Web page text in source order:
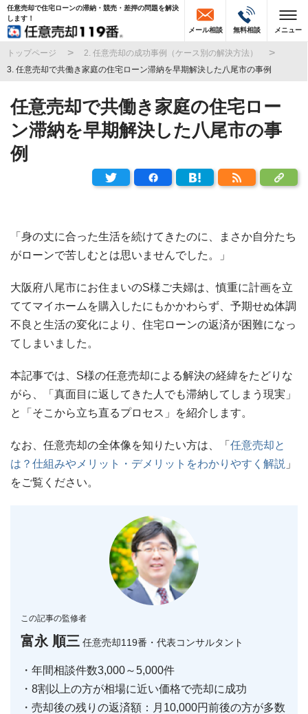
任意売却で住宅ローンの滞納・競売・差押の問題を解決
します！
メール相談
無料相談 メニュー
トップページ
2. 任意売却の成功事例（ケース別の解決方法）
3. 任意売却で共働き家庭の住宅ローン滞納を早期解決した八尾市の事例
任意売却で共働き家庭の住宅ロー
ン滞納を早期解決した八尾市の事
例
「身の丈に合った生活を続けてきたのに、まさか自分たち
がローンで苦しむとは思いませんでした。」
大阪府八尾市にお住まいのS様ご夫婦は、慎重に計画を立
ててマイホームを購入したにもかかわらず、予期せぬ体調
不良と生活の変化により、住宅ローンの返済が困難になっ
てしまいました。
本記事では、S様の任意売却による解決の経緯をたどりな
がら、「真面目に返してきた人でも滞納してしまう現実」
と「そこから立ち直るプロセス」を紹介します。
なお、任意売却の全体像を知りたい方は、「 任意売却と
は？仕組みやメリット・デメリットをわかりやすく解説 」
をご覧ください。
この記事の監修者
富永 順三 任意売却119番・代表コンサルタント
・年間相談件数3,000～5,000件
・8割以上の方が相場に近い価格で売却に成功
・売却後の残りの返済額：月10,000円前後の方が多数